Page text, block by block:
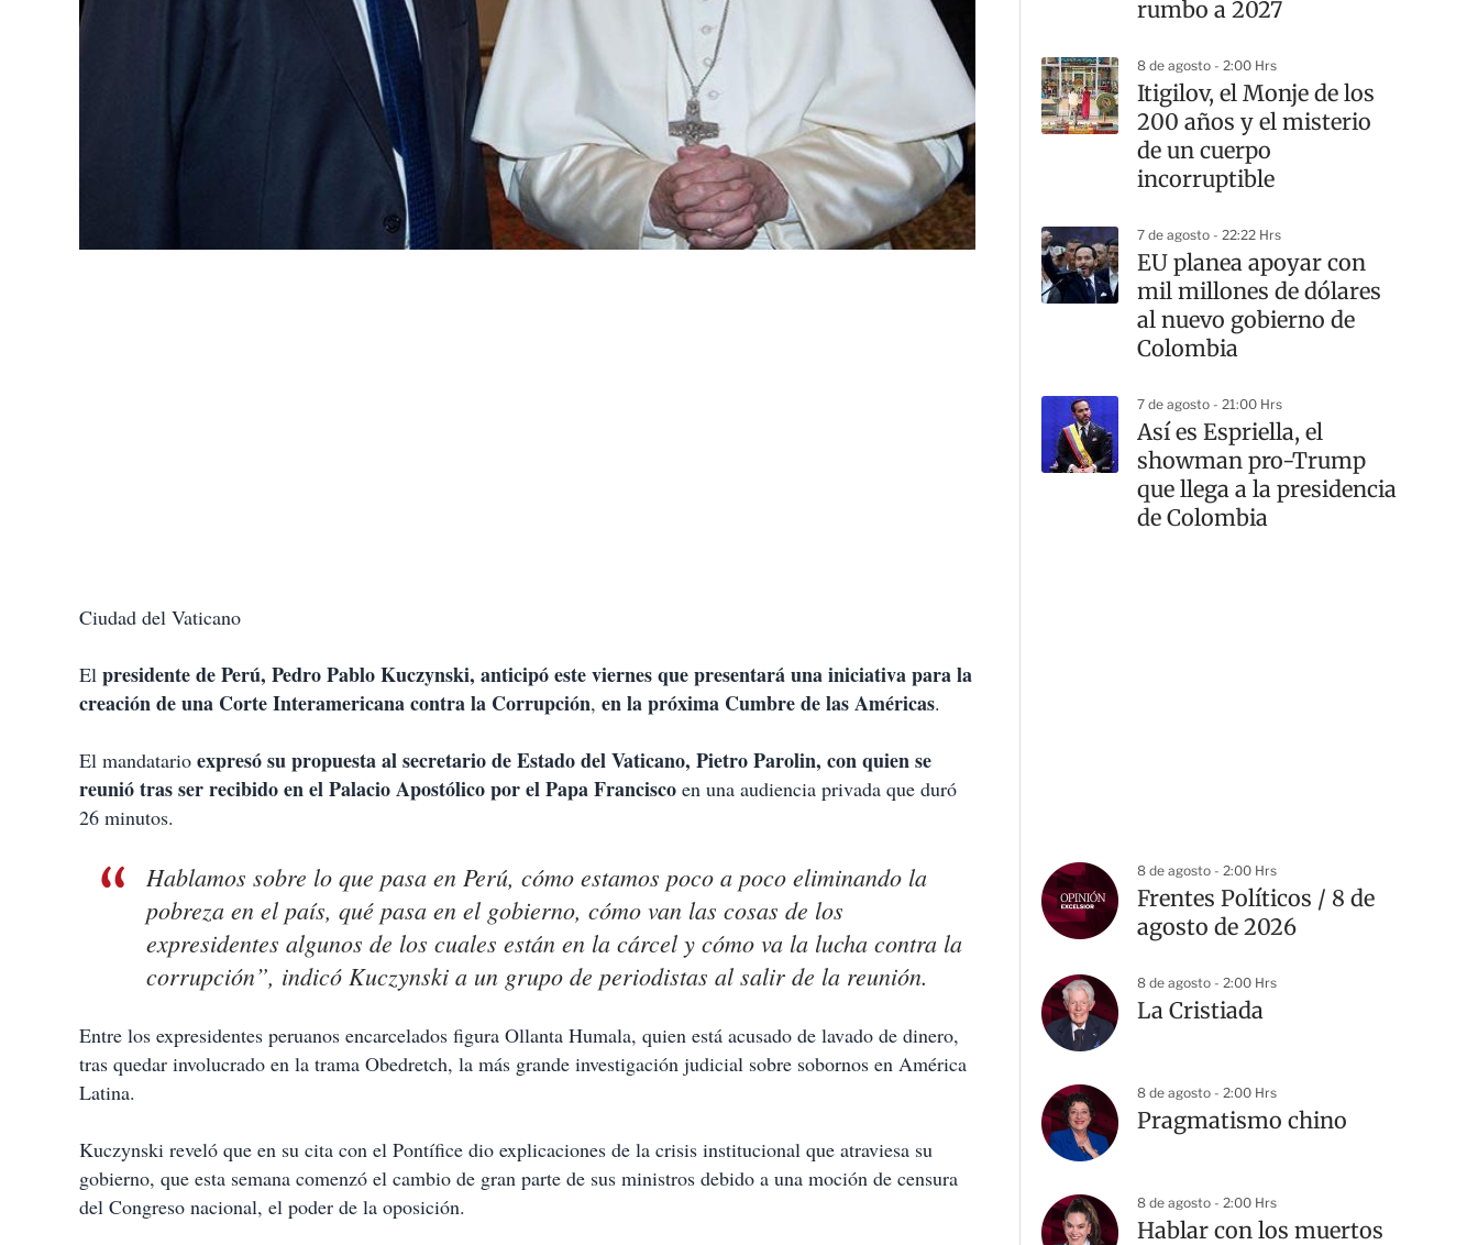
Ciudad del Vaticano
El presidente de Perú, Pedro Pablo Kuczynski, anticipó este viernes que presentará una iniciativa para la
creación de una Corte Interamericana contra la Corrupción, en la próxima Cumbre de las Américas.
El mandatario expresó su propuesta al secretario de Estado del Vaticano, Pietro Parolin, con quien se
reunió tras ser recibido en el Palacio Apostólico por el Papa Francisco en una audiencia privada que duró
26 minutos.
Hablamos sobre lo que pasa en Perú, cómo estamos poco a poco eliminando la
pobreza en el país, qué pasa en el gobierno, cómo van las cosas de los
expresidentes algunos de los cuales están en la cárcel y cómo va la lucha contra la
corrupción”, indicó Kuczynski a un grupo de periodistas al salir de la reunión.
Entre los expresidentes peruanos encarcelados figura Ollanta Humala, quien está acusado de lavado de dinero,
tras quedar involucrado en la trama Obedretch, la más grande investigación judicial sobre sobornos en América
Latina.
Kuczynski reveló que en su cita con el Pontífice dio explicaciones de la crisis institucional que atraviesa su
gobierno, que esta semana comenzó el cambio de gran parte de sus ministros debido a una moción de censura
del Congreso nacional, el poder de la oposición.
rumbo a 2027
8 de agosto - 2:00 Hrs
Itigilov, el Monje de los
200 años y el misterio
de un cuerpo
incorruptible
7 de agosto - 22:22 Hrs
EU planea apoyar con
mil millones de dólares
al nuevo gobierno de
Colombia
7 de agosto - 21:00 Hrs
Así es Espriella, el
showman pro-Trump
que llega a la presidencia
de Colombia
8 de agosto - 2:00 Hrs
Frentes Políticos / 8 de
agosto de 2026
8 de agosto - 2:00 Hrs
La Cristiada
8 de agosto - 2:00 Hrs
Pragmatismo chino
8 de agosto - 2:00 Hrs
Hablar con los muertos